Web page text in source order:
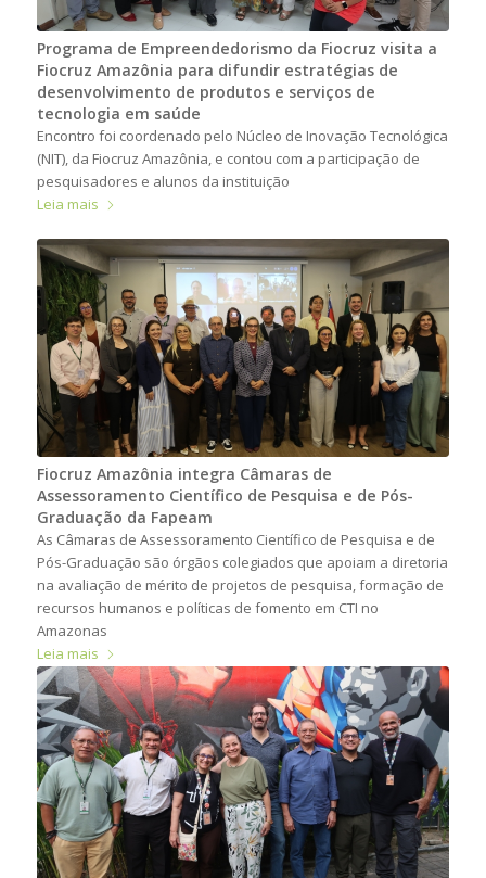
Programa de Empreendedorismo da Fiocruz visita a
Fiocruz Amazônia para difundir estratégias de
desenvolvimento de produtos e serviços de
tecnologia em saúde
Encontro foi coordenado pelo Núcleo de Inovação Tecnológica
(NIT), da Fiocruz Amazônia, e contou com a participação de
pesquisadores e alunos da instituição
Leia mais
Fiocruz Amazônia integra Câmaras de
Assessoramento Científico de Pesquisa e de Pós-
Graduação da Fapeam
As Câmaras de Assessoramento Científico de Pesquisa e de
Pós-Graduação são órgãos colegiados que apoiam a diretoria
na avaliação de mérito de projetos de pesquisa, formação de
recursos humanos e políticas de fomento em CTI no
Amazonas
Leia mais